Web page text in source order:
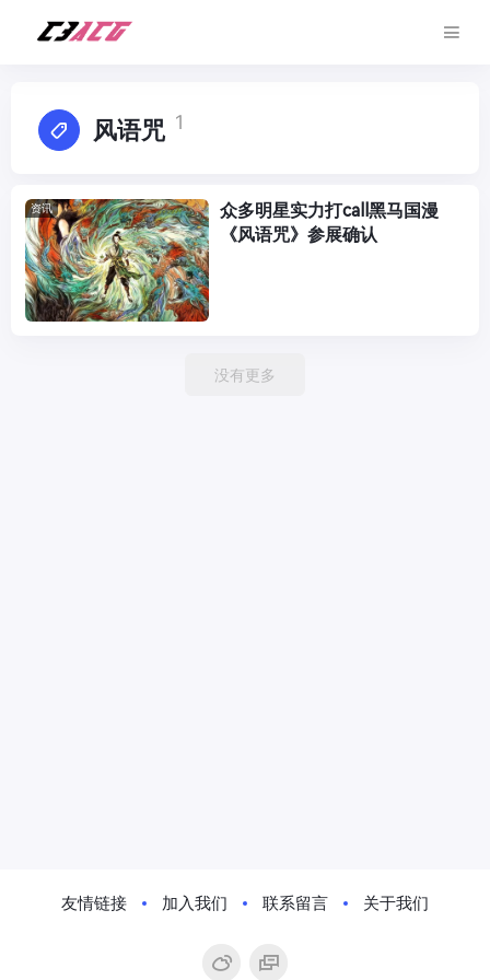
风语咒 1
资讯
众多明星实力打call黑马国漫
《风语咒》参展确认
没有更多
友情链接 加入我们 联系留言 关于我们